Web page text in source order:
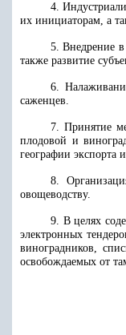
4.
их инициаторам, а
5. Внедрение в
также развитие
6.
саженцев.
7. Принятие
плодовой и
географии экспорта
8.
овощеводству.
9. В целях
электронных
виноградников,
освобождаемых от